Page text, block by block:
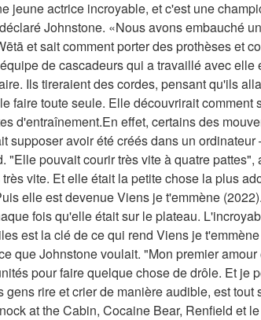
jeune actrice incroyable, et c'est une
Johnstone. «Nous avons embauché
et sait comment porter des prothèses et
de cascadeurs qui a travaillé avec
Ils tireraient des cordes, pensant qu'ils
faire toute seule. Elle découvrirait
d'entraînement.En effet, certains des
supposer avoir été créés dans un
"Elle pouvait courir très vite à quatre
vite. Et elle était la petite chose la plus
elle est devenue Viens je t'emmène
fois qu'elle était sur le plateau.
est la clé de ce qui rend Viens je
que Johnstone voulait. "Mon premier
pour faire quelque chose de drôle. Et je
gens rire et crier de manière audible, est
at the Cabin, Cocaine Bear, Renfield et